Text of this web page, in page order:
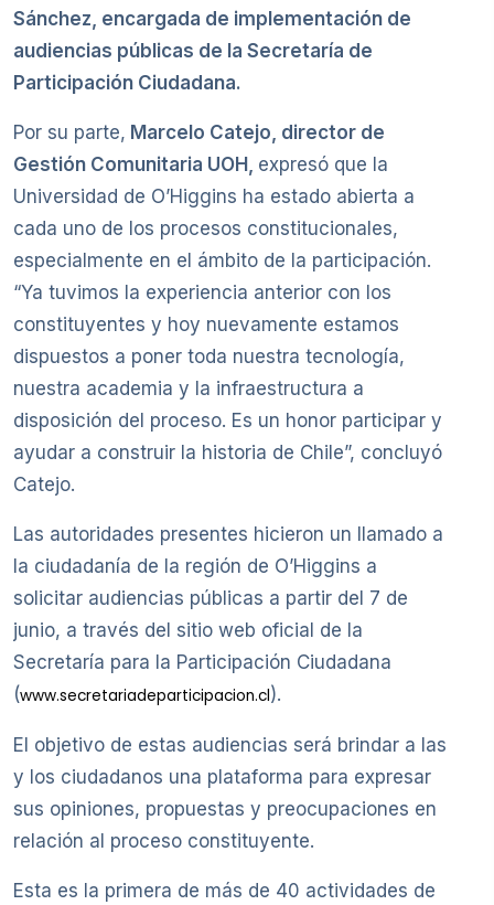
Sánchez, encargada de implementación de
audiencias públicas de la Secretaría de
Participación Ciudadana.
Por su parte, Marcelo Catejo, director de
Gestión Comunitaria UOH, expresó que la
Universidad de O’Higgins ha estado abierta a
cada uno de los procesos constitucionales,
especialmente en el ámbito de la participación.
“Ya tuvimos la experiencia anterior con los
constituyentes y hoy nuevamente estamos
dispuestos a poner toda nuestra tecnología,
nuestra academia y la infraestructura a
disposición del proceso. Es un honor participar y
ayudar a construir la historia de Chile”, concluyó
Catejo.
Las autoridades presentes hicieron un llamado a
la ciudadanía de la región de O’Higgins a
solicitar audiencias públicas a partir del 7 de
junio, a través del sitio web oficial de la
Secretaría para la Participación Ciudadana
(www.secretariadeparticipacion.cl).
El objetivo de estas audiencias será brindar a las
y los ciudadanos una plataforma para expresar
sus opiniones, propuestas y preocupaciones en
relación al proceso constituyente.
Esta es la primera de más de 40 actividades de